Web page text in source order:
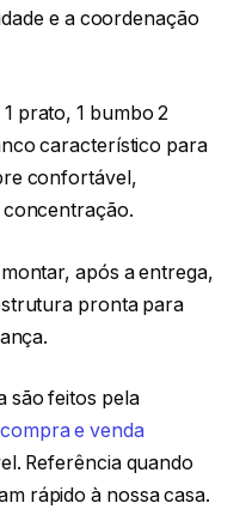
e a coordenação
prato, 1 bumbo 2
característico para
confortável,
após a entrega,
pronta para
são feitos pela
e venda
Referência quando
rápido à nossa casa.